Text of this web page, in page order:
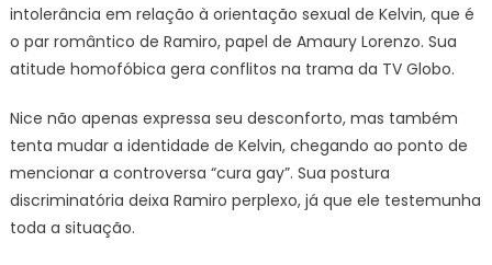
intolerância em relação à orientação sexual de Kelvin, que é
o par romântico de Ramiro, papel de Amaury Lorenzo. Sua
atitude homofóbica gera conflitos na trama da TV Globo.
Nice não apenas expressa seu desconforto, mas também
tenta mudar a identidade de Kelvin, chegando ao ponto de
mencionar a controversa “cura gay”. Sua postura
discriminatória deixa Ramiro perplexo, já que ele testemunha
toda a situação.